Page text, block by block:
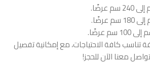
تناسب كافة الاحتياجات، مع إمكانية تفصيل
معنا الآن للحجز!